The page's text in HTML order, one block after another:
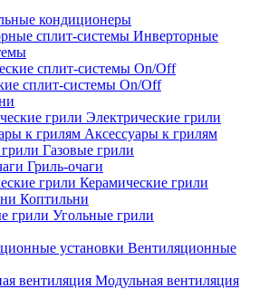
кондиционеры
Инверторные
сплит-системы On/Off
Электрические грили
Аксессуары к грилям
Газовые грили
Гриль-очаги
Керамические грили
Коптильни
Угольные грили
Вентиляционные
Модульная вентиляция